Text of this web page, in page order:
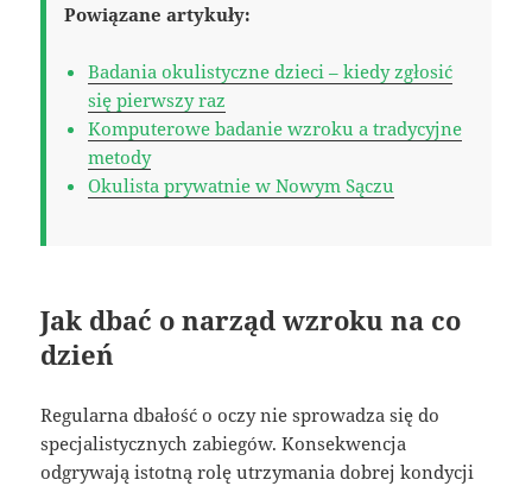
Powiązane artykuły:
Badania okulistyczne dzieci – kiedy zgłosić
się pierwszy raz
Komputerowe badanie wzroku a tradycyjne
metody
Okulista prywatnie w Nowym Sączu
Jak dbać o narząd wzroku na co
dzień
Regularna dbałość o oczy nie sprowadza się do
specjalistycznych zabiegów. Konsekwencja
odgrywają istotną rolę utrzymania dobrej kondycji